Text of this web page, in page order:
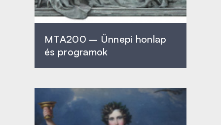
MTA200 – Ünnepi honlap
és programok